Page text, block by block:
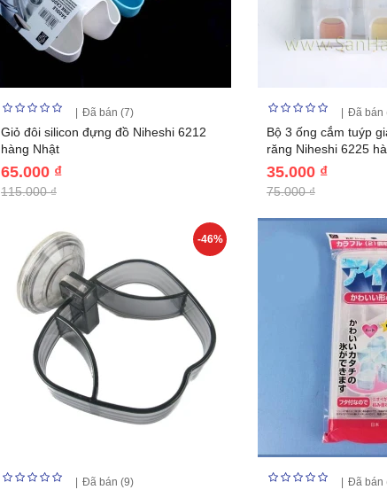
Đã bán (7)
Giỏ đôi silicon đựng đồ Niheshi 6212
hàng Nhật
65.000 ₫
115.000 ₫
Đã bán
Bộ 3 ống cắm tuýp
răng Niheshi 6225
35.000 ₫
75.000 ₫
-46%
Đã bán (9) Đã bán